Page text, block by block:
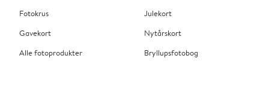
Fotokrus
Gavekort
Alle fotoprodukter
Julekort
Nytårskort
Bryllupsfotobog